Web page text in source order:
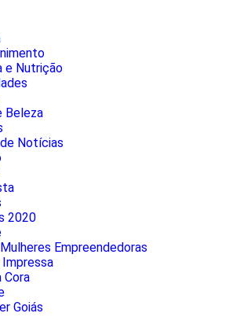
e Nutrição
Beleza
Notícias
2020
Empreendedoras
Cora
Goiás